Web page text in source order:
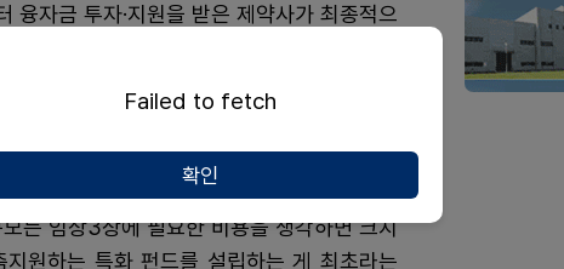
융자금 투자·지원을 받은 제약사가 최종적으
일부 감면해주는 정책이다.
·바이오 기업들이 실질적인 혜택을 입을 수
가 필요하다. 정부 출자금만으로는 어렵고
는 임상3상에 필요한 비용을 생각하면 크지
원하는 특화 펀드를 설립하는 게 최초라는
Failed to fetch
확인